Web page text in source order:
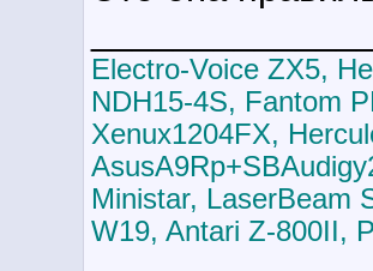
Electro-Voice ZX5,
NDH15-4S, Fantom
Xenux1204FX,
Ministar, LaserBeam
W19, Antari Z-800II,